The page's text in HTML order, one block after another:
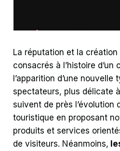
La réputation et la
consacrés à l’histoire d’un
l’apparition d’une nouvelle
spectateurs, plus délicate
suivent de près l’évolution
touristique en proposant
produits et services
de visiteurs. Néanmoins,